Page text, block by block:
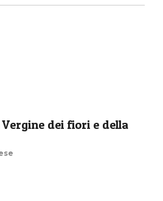
dei fiori e della